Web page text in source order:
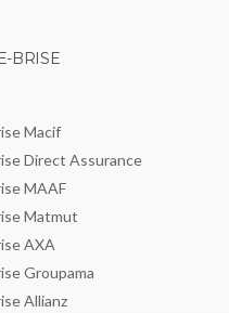
BRISE
Macif
Direct Assurance
MAAF
Matmut
AXA
Groupama
Allianz